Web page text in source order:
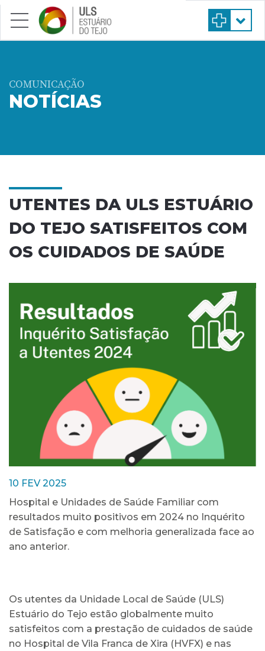
Saltar para conteúdo principal
COMUNICAÇÃO
NOTÍCIAS
UTENTES DA ULS ESTUÁRIO
DO TEJO SATISFEITOS COM
OS CUIDADOS DE SAÚDE
10 FEV 2025
Hospital e Unidades de Saúde Familiar com
resultados muito positivos em 2024 no Inquérito
de Satisfação e com melhoria generalizada face ao
ano anterior.
Os utentes da Unidade Local de Saúde (ULS)
Estuário do Tejo estão globalmente muito
satisfeitos com a prestação de cuidados de saúde
no Hospital de Vila Franca de Xira (HVFX) e nas